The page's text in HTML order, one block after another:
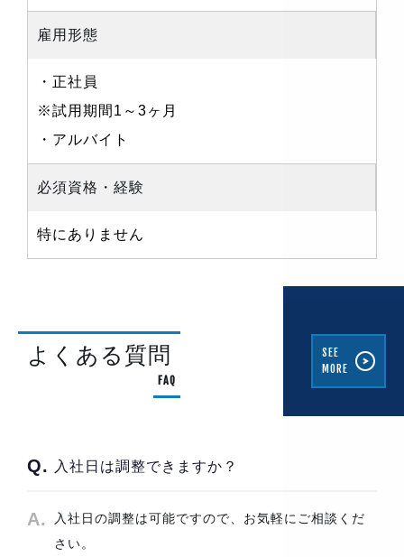
雇用形態
・正社員
※試用期間1～3ヶ月
・アルバイト
必須資格・経験
特にありません
よくある質問
FAQ
入社日は調整できますか？
入社日の調整は可能ですので、お気軽にご相談くだ
さい。
SEE
MORE